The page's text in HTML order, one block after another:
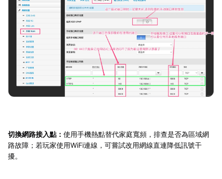
切換網路接入點： 使用手機熱點替代家庭寬頻，排查是否為區域網
路故障；若玩家使用WiFi連線，可嘗試改用網線直連降低訊號干
擾。